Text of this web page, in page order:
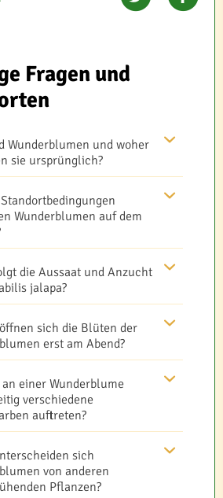
Fragen und
Wunderblumen und woher
sie ursprünglich?
Wunderblumen auf dem
die Aussaat und Anzucht
jalapa?
sich die Blüten der
erst am Abend?
einer Wunderblume
verschiedene
auftreten?
sich
von anderen
Pflanzen?